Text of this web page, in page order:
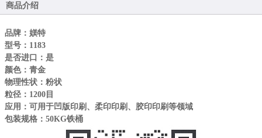
商品介绍
品牌：媄特
型号：1183
是否进口：是
颜色：青金
物理性状：粉状
粒径：1200目
应用：可用于凹版印刷、柔印印刷、胶印印刷等领域
包装规格：50KG铁桶